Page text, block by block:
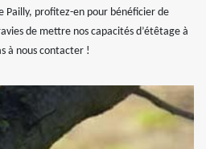
Pailly, profitez-en pour bénéficier de
de mettre nos capacités d’étêtage à
à nous contacter !